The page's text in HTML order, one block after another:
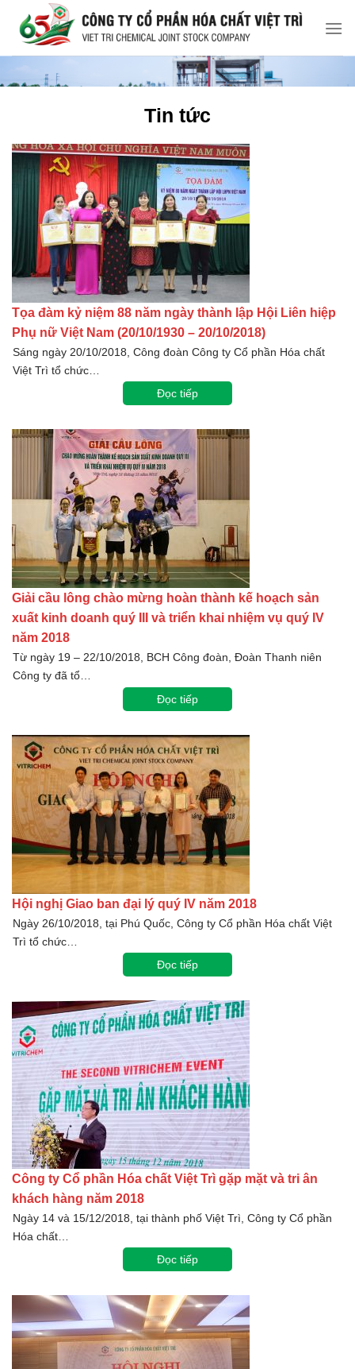
đến
Tin tức
Tọa đàm kỷ niệm 88 năm ngày thành lập Hội Liên hiệp
Phụ nữ Việt Nam (20/10/1930 – 20/10/2018)
Sáng ngày 20/10/2018, Công đoàn Công ty Cổ phần Hóa chất
Việt Trì tổ chức…
Đọc tiếp
Giải cầu lông chào mừng hoàn thành kế hoạch sản
xuất kinh doanh quý III và triển khai nhiệm vụ quý IV
năm 2018
Từ ngày 19 – 22/10/2018, BCH Công đoàn, Đoàn Thanh niên
Công ty đã tổ…
Đọc tiếp
Hội nghị Giao ban đại lý quý IV năm 2018
Ngày 26/10/2018, tại Phú Quốc, Công ty Cổ phần Hóa chất Việt
Trì tổ chức…
Đọc tiếp
Công ty Cổ phần Hóa chất Việt Trì gặp mặt và tri ân
khách hàng năm 2018
Ngày 14 và 15/12/2018, tại thành phố Việt Trì, Công ty Cổ phần
Hóa chất…
Đọc tiếp